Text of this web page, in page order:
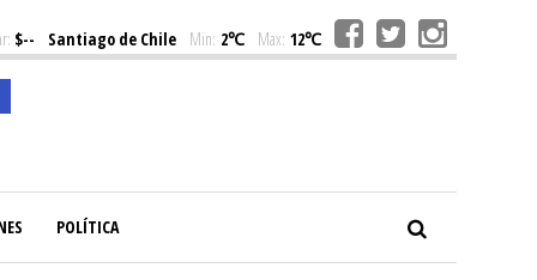
$-- Santiago de Chile Min: 2℃ Max: 12℃
POLÍTICA